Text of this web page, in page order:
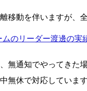
移動を伴いますが、
ムのリーダー渡邊の実
無通知でやってきた
無休で対応していま